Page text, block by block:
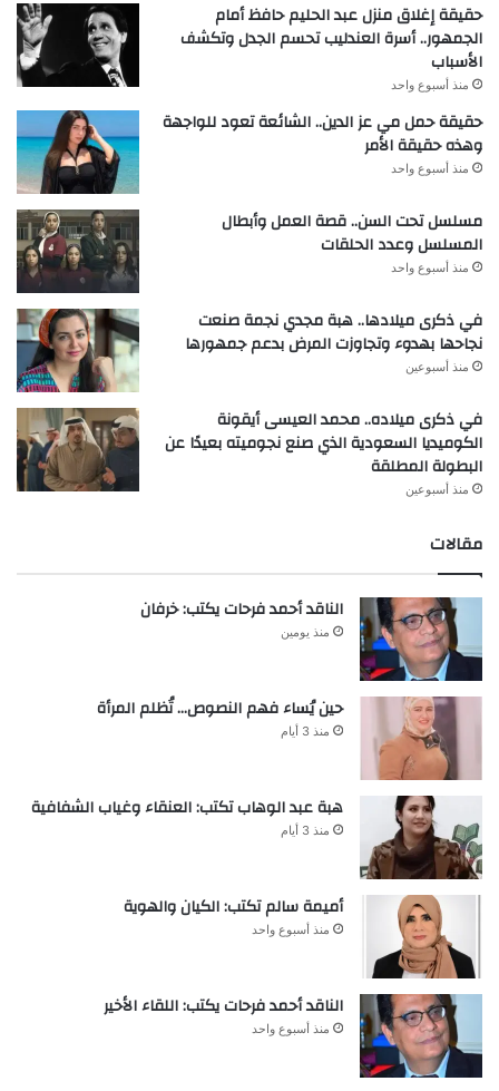
حقيقة إغلاق منزل عبد الحليم حافظ أمام
الجمهور.. أسرة العندليب تحسم الجدل وتكشف
الأسباب
منذ أسبوع واحد
حقيقة حمل مي عز الدين.. الشائعة تعود للواجهة
وهذه حقيقة الأمر
منذ أسبوع واحد
مسلسل تحت السن.. قصة العمل وأبطال
المسلسل وعدد الحلقات
منذ أسبوع واحد
في ذكرى ميلادها.. هبة مجدي نجمة صنعت
نجاحها بهدوء وتجاوزت المرض بدعم جمهورها
منذ أسبوعين
في ذكرى ميلاده.. محمد العيسى أيقونة
الكوميديا السعودية الذي صنع نجوميته بعيدًا عن
البطولة المطلقة
منذ أسبوعين
مقالات
الناقد أحمد فرحات يكتب: خرفان
منذ يومين
حين يُساء فهم النصوص… تُظلم المرأة
منذ 3 أيام
هبة عبد الوهاب تكتب: العنقاء وغياب الشفافية
منذ 3 أيام
أميمة سالم تكتب: الكيان والهوية
منذ أسبوع واحد
الناقد أحمد فرحات يكتب: اللقاء الأخير
منذ أسبوع واحد